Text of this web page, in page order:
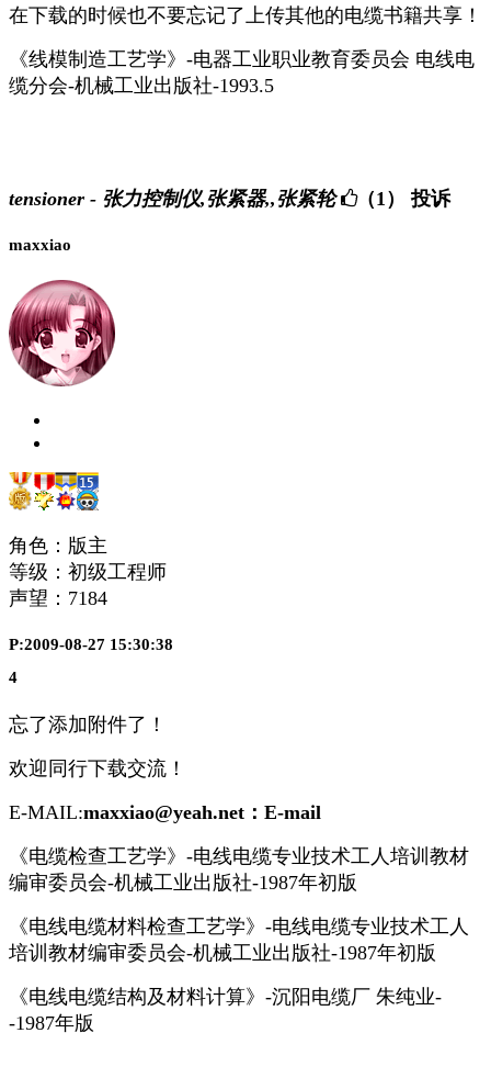
在下载的时候也不要忘记了上传其他的电缆书籍共享！
《线模制造工艺学》-电器工业职业教育委员会 电线电
缆分会-机械工业出版社-1993.5
tensioner - 张力控制仪,张紧器,,张紧轮 （1） 投诉
maxxiao
角色：版主
等级：初级工程师
声望： 7184
P:2009-08-27 15:30:38
4
忘了添加附件了！
欢迎同行下载交流！
E-MAIL:maxxiao@yeah.net：E-mail
《电缆检查工艺学》-电线电缆专业技术工人培训教材
编审委员会-机械工业出版社-1987年初版
《电线电缆材料检查工艺学》-电线电缆专业技术工人
培训教材编审委员会-机械工业出版社-1987年初版
《电线电缆结构及材料计算》-沉阳电缆厂 朱纯业-
-1987年版